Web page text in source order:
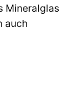
Mineralglas
auch